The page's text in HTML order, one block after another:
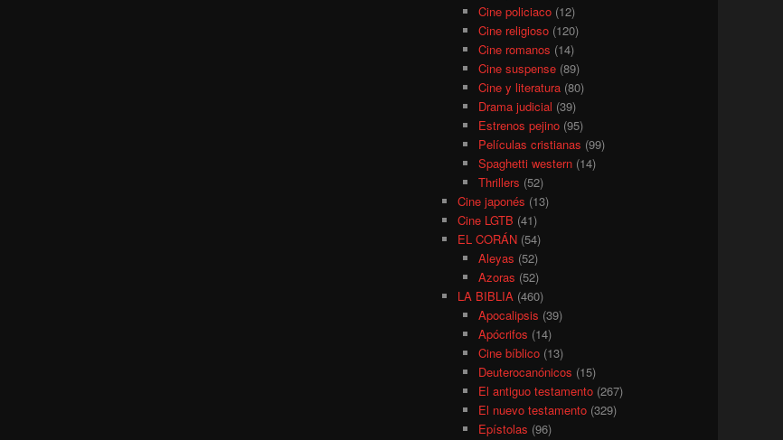
Cine policiaco(12)
Cine religioso(120)
Cine romanos (14)
Cine suspense(89)
Cine y literatura(80)
Drama judicial (39)
Estrenos pejino(95)
Películas cristianas (99)
Spaghetti western(14)
Thrillers (52)
Cine japonés (13)
Cine LGTB (41)
EL CORÁN (54)
Aleyas (52)
Azoras (52)
LA BIBLIA (460)
Apocalipsis (39)
Apócrifos (14)
Cine bíblico(13)
Deuterocanónicos (15)
El antiguo testamento(267)
El nuevo testamento(329)
Epístolas (96)